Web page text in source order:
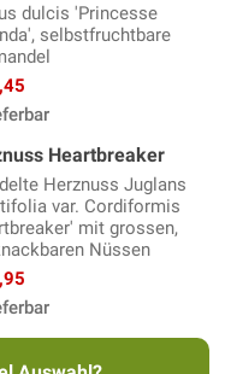
dulcis 'Princesse
selbstfruchtbare
Heartbreaker
Herznuss Juglans
var. Cordiformis
mit grossen,
Nüssen